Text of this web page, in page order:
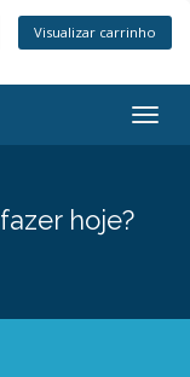
Visualizar carrinho
hoje?